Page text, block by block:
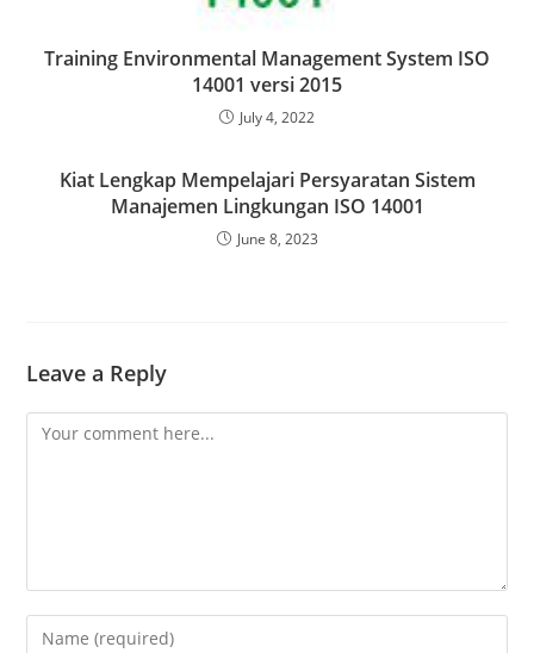
Training Environmental Management System ISO
14001 versi 2015
July 4, 2022
Kiat Lengkap Mempelajari Persyaratan Sistem
Manajemen Lingkungan ISO 14001
June 8, 2023
Leave a Reply